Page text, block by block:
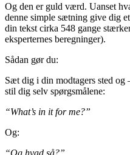
Og den er guld værd. Uanset
denne simple sætning give dig
din tekst cirka 548 gange
eksperternes beregninger).
Sådan gør du:
Sæt dig i din modtagers sted og
stil dig selv spørgsmålene:
“What’s in it for me?”
Og:
“Og hvad så?”